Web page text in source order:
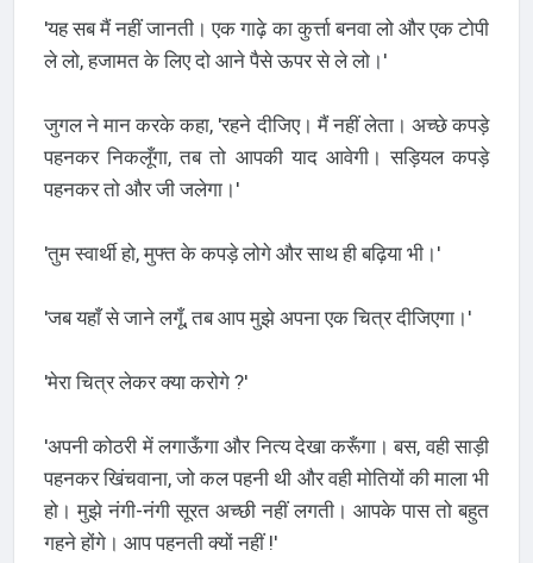
'यह सब मैं नहीं जानती। एक गाढ़े का कुर्त्ता बनवा लो और एक टोपी
ले लो, हजामत के लिए दो आने पैसे ऊपर से ले लो।'
जुगल ने मान करके कहा, 'रहने दीजिए। मैं नहीं लेता। अच्छे कपड़े
पहनकर निकलूँगा, तब तो आपकी याद आवेगी। सड़ियल कपड़े
पहनकर तो और जी जलेगा।'
'तुम स्वार्थी हो, मुफ्त के कपड़े लोगे और साथ ही बढ़िया भी।'
'जब यहाँ से जाने लगूँ, तब आप मुझे अपना एक चित्र दीजिएगा।'
'मेरा चित्र लेकर क्या करोगे ?'
'अपनी कोठरी में लगाऊँगा और नित्य देखा करूँगा। बस, वही साड़ी
पहनकर खिंचवाना, जो कल पहनी थी और वही मोतियों की माला भी
हो। मुझे नंगी-नंगी सूरत अच्छी नहीं लगती। आपके पास तो बहुत
गहने होंगे। आप पहनती क्यों नहीं !'